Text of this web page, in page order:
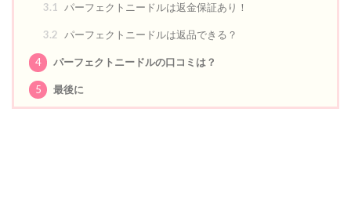
3.1 パーフェクトニードルは返金保証あり！
3.2 パーフェクトニードルは返品できる？
4 パーフェクトニードルの口コミは？
5 最後に